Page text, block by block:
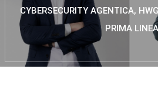
CYBERSECURITY AGENTICA,
PRIMA LINEA